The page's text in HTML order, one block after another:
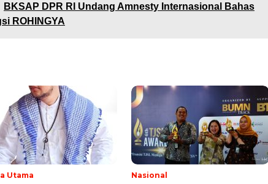
BKSAP DPR RI Undang Amnesty Internasional Bahas
ROHINGYA
Utama Nasional